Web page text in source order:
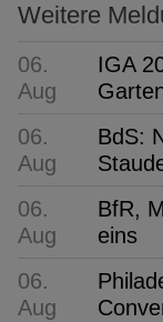
Weitere
06.
Aug
IGA
06.
Aug
BdS:
06.
Aug
BfR,
eins
06.
Aug